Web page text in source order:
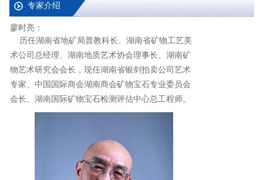
专家介绍
廖时亮：
历任湖南省地矿局普教科长、湖南省矿物工艺美
术公司总经理、湖南地质艺术协会理事长、湖南矿
物艺术研究会会长，现任湖南省银剑拍卖公司艺术
专家、中国国际商会湖南商会矿物宝石专业委员会
会长、湖南国际矿物宝石检测评估中心总工程师。